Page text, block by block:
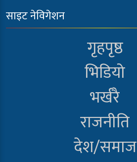
साइट नेविगेशन
गृहपृष्ठ
भिडियो
भर्खरै
राजनीति
देश/समाज